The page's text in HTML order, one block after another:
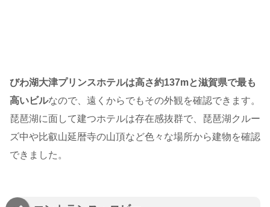
びわ湖大津プリンスホテルは高さ約137mと滋賀県で最も
高いビルなので、遠くからでもその外観を確認できます。
琵琶湖に面して建つホテルは存在感抜群で、琵琶湖クルー
ズ中や比叡山延暦寺の山頂など色々な場所から建物を確認
できました。